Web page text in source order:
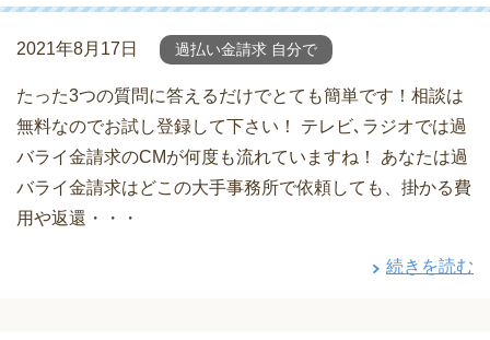
2021年8月17日 過払い金請求 自分で
たった3つの質問に答えるだけでとても簡単です！相談は
無料なのでお試し登録して下さい！ テレビ､ラジオでは過
バライ金請求のCMが何度も流れていますね！ あなたは過
バライ金請求はどこの大手事務所で依頼しても、掛かる費
用や返還・・・
続きを読む